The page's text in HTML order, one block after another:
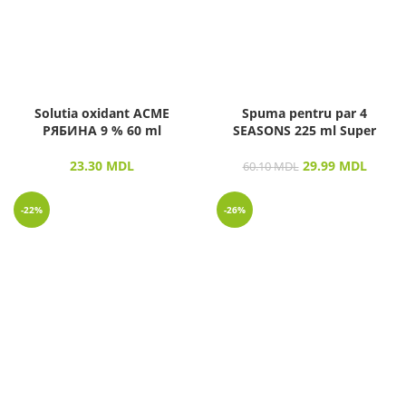
Solutia oxidant ACME
РЯБИНА 9 % 60 ml
23.30 MDL
Spuma pentru par 4
SEASONS 225 ml Super
60.10MDL 29.99 MDL
-22% -26%